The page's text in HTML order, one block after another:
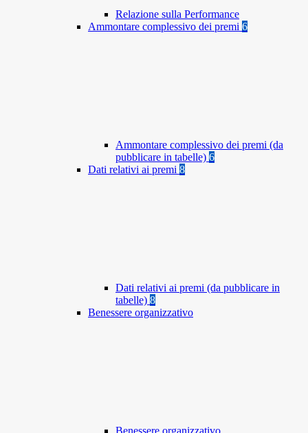
Relazione sulla Performance
Ammontare complessivo dei premi 6
Ammontare complessivo dei premi (da
pubblicare in tabelle) 6
Dati relativi ai premi 8
Dati relativi ai premi (da pubblicare in
tabelle) 8
Benessere organizzativo